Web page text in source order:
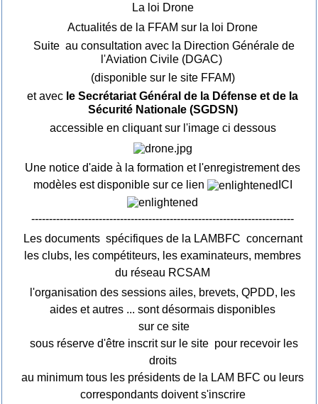
La loi Drone
Actualités de la FFAM sur la loi Drone
Suite au consultation avec la Direction Générale de
l'Aviation Civile (DGAC)
(disponible sur le site FFAM)
et avec le Secrétariat Général de la Défense et de la
Sécurité Nationale (SGDSN)
accessible en cliquant sur l'image ci dessous
Une notice d'aide à la formation et l'enregistrement des
modèles est disponible sur ce lien
ICI
--------------------------------------------------------------------------
Les documents spécifiques de la LAMBFC concernant
les clubs, les compétiteurs, les examinateurs, membres
du réseau RCSAM
l'organisation des sessions ailes, brevets, QPDD, les
aides et autres ... sont désormais disponibles
sur ce site
sous réserve d'être inscrit sur le site pour recevoir les
droits
au minimum tous les présidents de la LAM BFC ou leurs
correspondants doivent s'inscrire